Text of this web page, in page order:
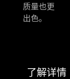
质量也更
出色。
了解详情